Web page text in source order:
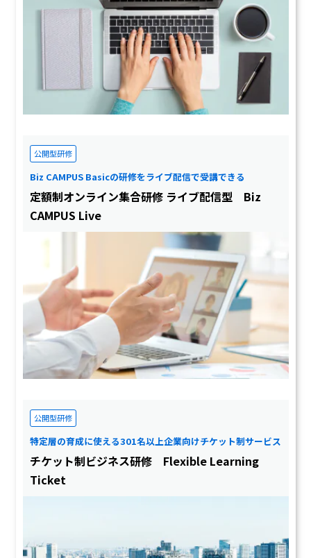
公開型研修
Biz CAMPUS Basicの研修をライブ配信で受講できる
定額制オンライン集合研修 ライブ配信型 Biz
CAMPUS Live
公開型研修
特定層の育成に使える301名以上企業向けチケット制サービス
チケット制ビジネス研修 Flexible Learning
Ticket